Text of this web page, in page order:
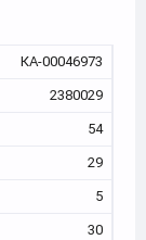
КА-00046973
2380029
54
29
5
30